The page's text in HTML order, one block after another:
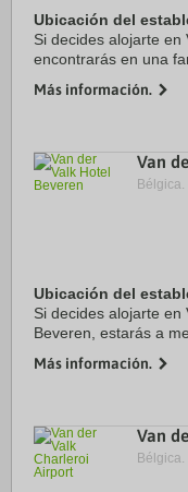
Ubicación del
Si decides alojarte en
encontrarás en una
OTAN y Edificio del
Más información.
Van
Bélgica.
Ubicación del
Si decides alojarte en
Beveren, estarás a
este hotel sostenible
Más información.
Van
Bélgica.